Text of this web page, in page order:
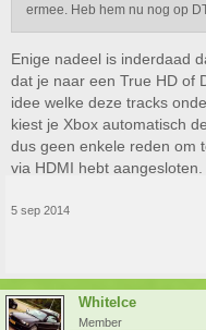
ermee. Heb hem nu nog op
Enige nadeel is inderdaad
dat je naar een True HD of
idee welke deze tracks
kiest je Xbox automatisch
dus geen enkele reden om
via HDMI hebt aangesloten.
5 sep 2014
WhiteIce
Member